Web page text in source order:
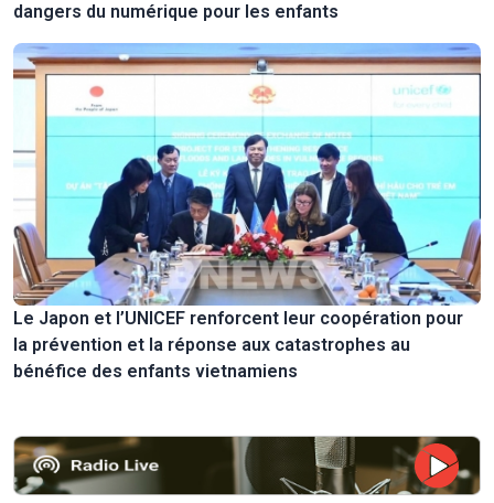
dangers du numérique pour les enfants
Le Japon et l’UNICEF renforcent leur coopération pour
la prévention et la réponse aux catastrophes au
bénéfice des enfants vietnamiens